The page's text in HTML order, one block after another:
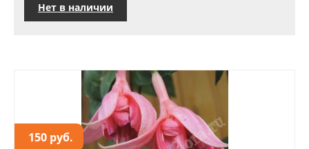
Нет в наличии
150 руб.